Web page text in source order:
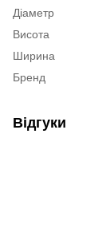
Діаметр
Висота
Ширина
Бренд
Відгуки